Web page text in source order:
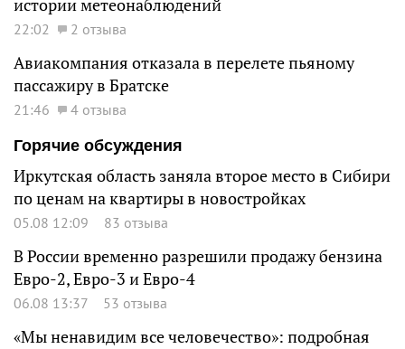
истории метеонаблюдений
22:02 2 отзыва
Авиакомпания отказала в перелете пьяному
пассажиру в Братске
21:46
4 отзыва
Горячие обсуждения
Иркутская область заняла второе место в Сибири
по ценам на квартиры в новостройках
05.08 12:09 83 отзыва
В России временно разрешили продажу бензина
Евро-2, Евро-3 и Евро-4
06.08 13:37 53 отзыва
«Мы ненавидим все человечество»: подробная